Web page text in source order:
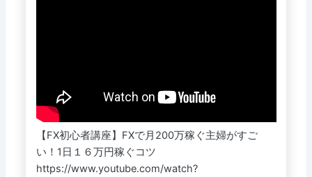
【FX初心者講座】FXで月200万稼ぐ主婦がすご
い！1日１６万円稼ぐコツ
https://www.youtube.com/watch?